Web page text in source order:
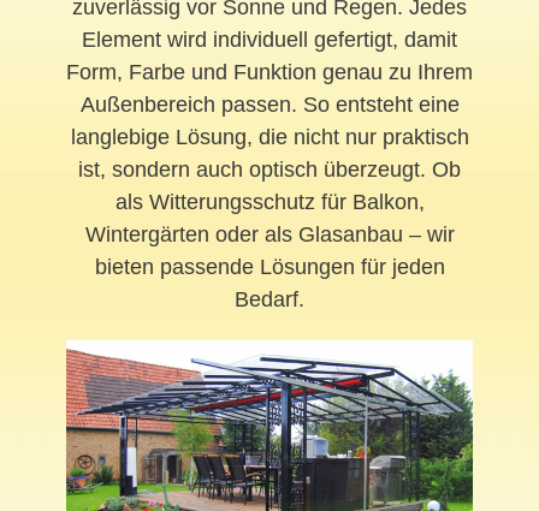
zuverlässig vor Sonne und Regen. Jedes
Element wird individuell gefertigt, damit
Form, Farbe und Funktion genau zu Ihrem
Außenbereich passen. So entsteht eine
langlebige Lösung, die nicht nur praktisch
ist, sondern auch optisch überzeugt. Ob
als Witterungsschutz für Balkon,
Wintergärten oder als Glasanbau – wir
bieten passende Lösungen für jeden
Bedarf.